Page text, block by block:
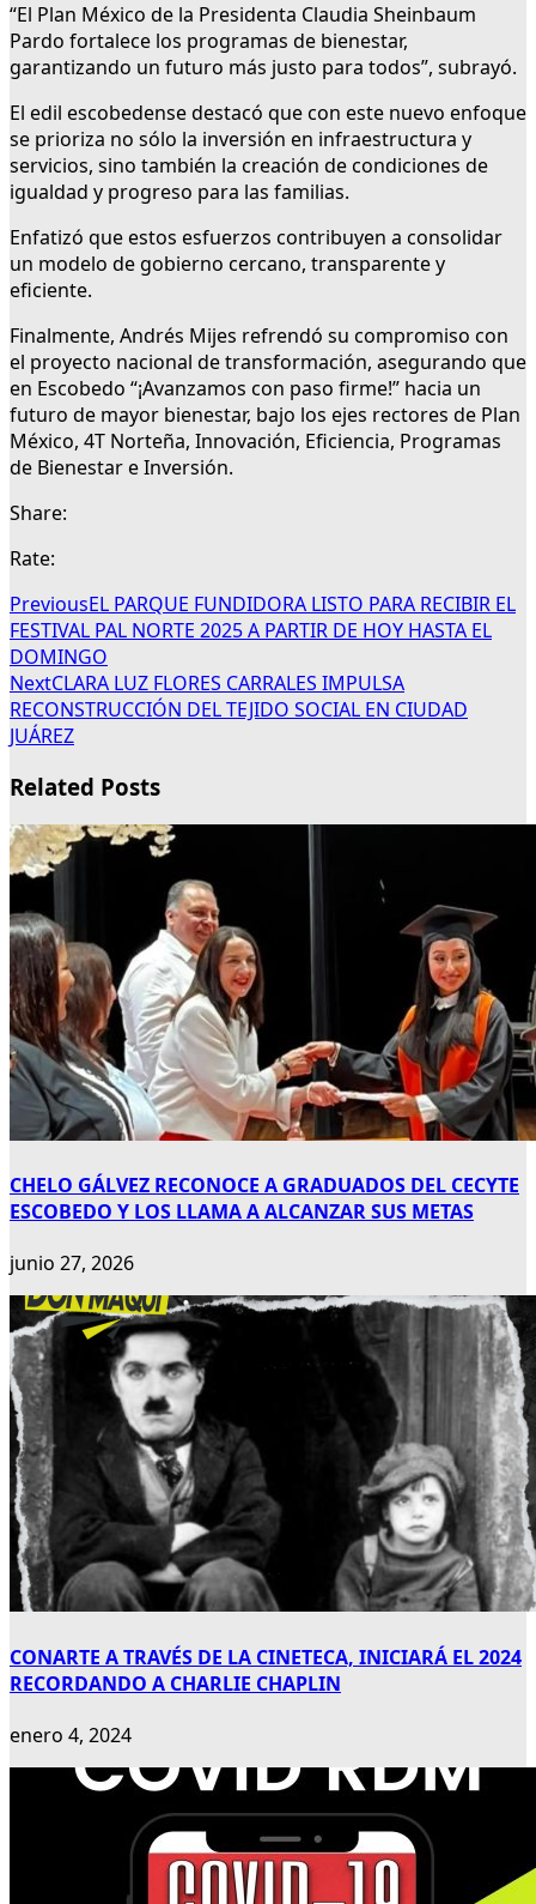
“El Plan México de la Presidenta Claudia Sheinbaum
Pardo fortalece los programas de bienestar,
garantizando un futuro más justo para todos”, subrayó.
El edil escobedense destacó que con este nuevo enfoque
se prioriza no sólo la inversión en infraestructura y
servicios, sino también la creación de condiciones de
igualdad y progreso para las familias.
Enfatizó que estos esfuerzos contribuyen a consolidar
un modelo de gobierno cercano, transparente y
eficiente.
Finalmente, Andrés Mijes refrendó su compromiso con
el proyecto nacional de transformación, asegurando que
en Escobedo “¡Avanzamos con paso firme!” hacia un
futuro de mayor bienestar, bajo los ejes rectores de Plan
México, 4T Norteña, Innovación, Eficiencia, Programas
de Bienestar e Inversión.
Share:
Rate:
PreviousEL PARQUE FUNDIDORA LISTO PARA RECIBIR EL
FESTIVAL PAL NORTE 2025 A PARTIR DE HOY HASTA EL
DOMINGO
NextCLARA LUZ FLORES CARRALES IMPULSA
RECONSTRUCCIÓN DEL TEJIDO SOCIAL EN CIUDAD
JUÁREZ
Related Posts
CHELO GÁLVEZ RECONOCE A GRADUADOS DEL CECYTE
ESCOBEDO Y LOS LLAMA A ALCANZAR SUS METAS
junio 27, 2026
CONARTE A TRAVÉS DE LA CINETECA, INICIARÁ EL 2024
RECORDANDO A CHARLIE CHAPLIN
enero 4, 2024